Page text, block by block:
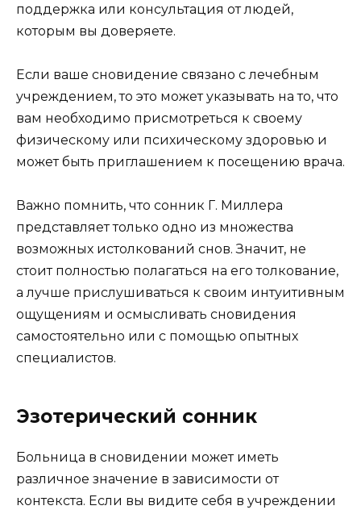
поддержка или консультация от людей,
которым вы доверяете.
Если ваше сновидение связано с лечебным
учреждением, то это может указывать на то, что
вам необходимо присмотреться к своему
физическому или психическому здоровью и
может быть приглашением к посещению врача.
Важно помнить, что сонник Г. Миллера
представляет только одно из множества
возможных истолкований снов. Значит, не
стоит полностью полагаться на его толкование,
а лучше прислушиваться к своим интуитивным
ощущениям и осмысливать сновидения
самостоятельно или с помощью опытных
специалистов.
Эзотерический сонник
Больница в сновидении может иметь
различное значение в зависимости от
контекста. Если вы видите себя в учреждении